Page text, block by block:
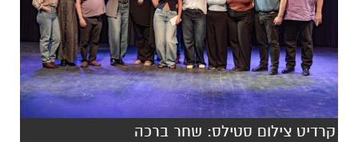
קרדיט צילום סטילס: שחר ברכה